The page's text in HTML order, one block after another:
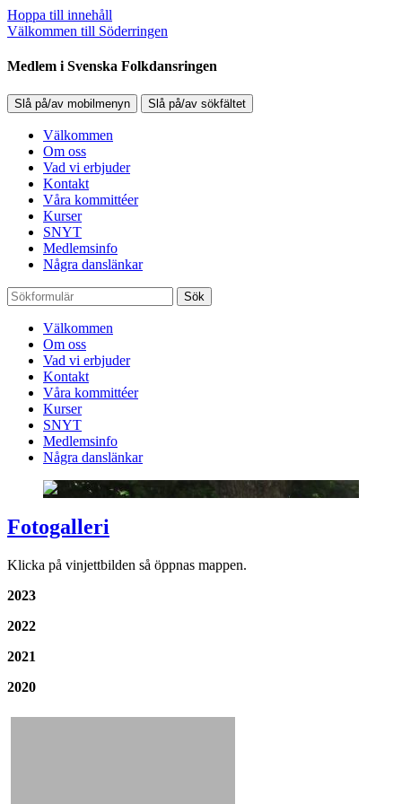
Hoppa till innehåll
Välkommen till Söderringen
Medlem i Svenska Folkdansringen
Slå på/av mobilmenyn Slå på/av sökfältet
Välkommen
Om oss
Vad vi erbjuder
Kontakt
Våra kommittéer
Kurser
SNYT
Medlemsinfo
Några danslänkar
Sök
Välkommen
Om oss
Vad vi erbjuder
Kontakt
Våra kommittéer
Kurser
SNYT
Medlemsinfo
Några danslänkar
Fotogalleri
Klicka på vinjettbilden så öppnas mappen.
2023
2022
2021
2020